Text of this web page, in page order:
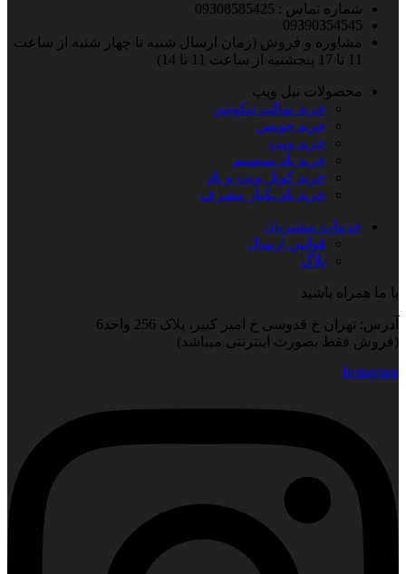
شماره تماس : 09308585425
09390354545
مشاوره و فروش (زمان ارسال شنبه تا چهار شنبه از ساعت
11 تا 17 پنجشنبه از ساعت 11 تا 14)
محصولات نیل ویپ
خرید سالت نیکوتین
خرید جویس
خرید ویپ
خرید پاد سیستم
خرید کویل ویپ و پاد
خرید پاد یکبار مصرف
خدمات مشتریان
قوانین ارسال
بلاگ
با ما همراه باشید
آدرس: تهران خ قدوسی خ امیر کبیر، پلاک 256 واحد6
(فروش فقط بصورت اینترنتی میباشد)
Instagram